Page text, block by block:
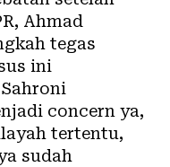
Ahmad
tegas
ini
concern ya,
tertentu,
sudah